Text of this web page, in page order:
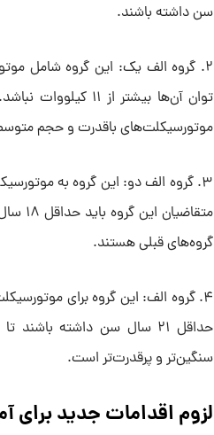
سن داشته باشند.
موتورسیکلت‌های باقدرت و حجم متوسط
گروه‌های قبلی هستند.
۴. گروه الف: این گروه برای
حداقل ۲۱ سال سن داشته
سنگین‌تر و پرقدرت‌تر است.
لزوم اقدامات جدید برای